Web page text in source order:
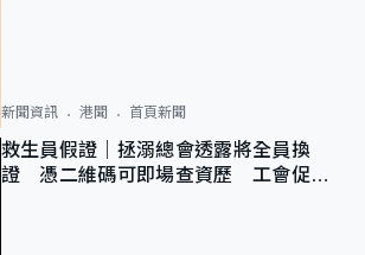
新聞資訊 港聞 首頁新聞
救生員假證｜拯溺總會透露將全員換
證 憑二維碼可即場查資歷 工會促加